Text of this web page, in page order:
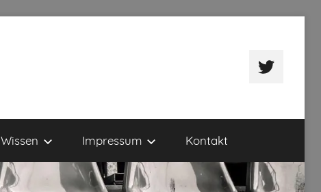
Twitter
Wissen Impressum Kontakt